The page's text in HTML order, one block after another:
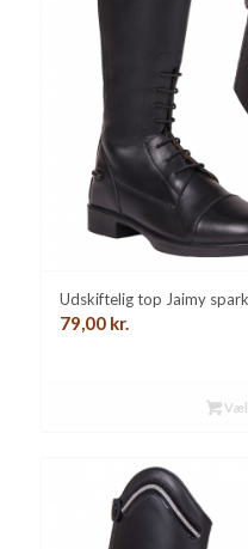
Udskiftelig top Jaimy
79,00 kr.